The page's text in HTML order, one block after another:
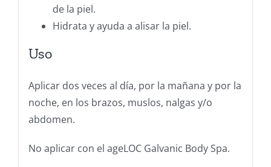
de la piel.
Hidrata y ayuda a alisar la piel.
Uso
Aplicar dos veces al día, por la mañana y por la
noche, en los brazos, muslos, nalgas y/o
abdomen.
No aplicar con el ageLOC Galvanic Body Spa.